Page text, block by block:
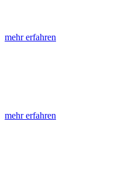
mehr erfahren
mehr erfahren